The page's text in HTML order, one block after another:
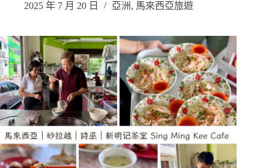
2025 年 7 月 20 日 亞洲, 馬來西亞旅遊